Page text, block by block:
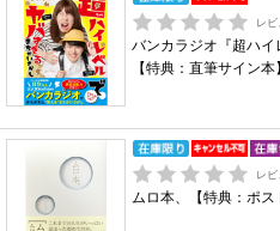
レビ
バンカラジオ『超ハイ
【特典：直筆サイン
レビ
ムロ本、【特典：ポス